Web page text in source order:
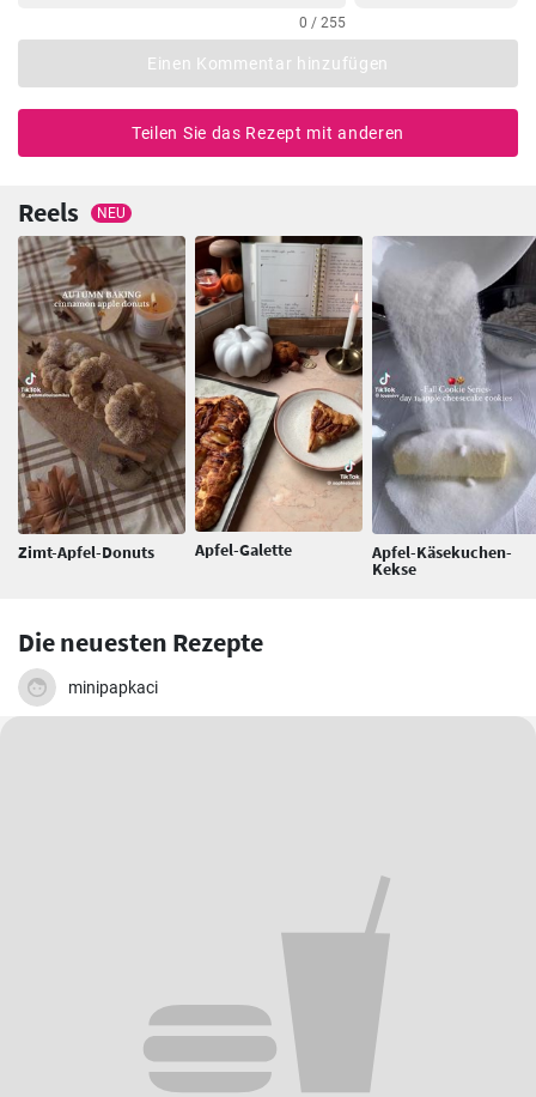
0 / 255
Einen Kommentar hinzufügen
Teilen Sie das Rezept mit anderen
Reels NEU
Zimt-Apfel-Donuts Apfel-Galette Apfel-Käsekuchen-
Kekse
Die neuesten Rezepte
minipapkaci